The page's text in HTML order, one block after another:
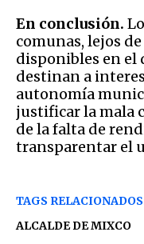
En conclusión.
comunas, lejos
disponibles en el
destinan a
autonomía
justificar la mala
de la falta de
transparentar el
TAGS
ALCALDE DE MIXCO